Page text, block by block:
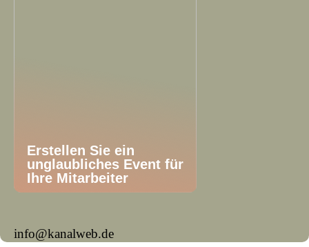
Erstellen Sie ein
unglaubliches Event für
Ihre Mitarbeiter
info@kanalweb.de